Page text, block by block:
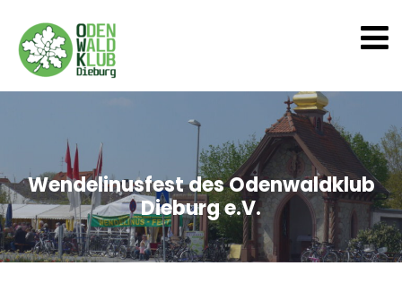
Wendelinusfest des Odenwaldklub
Dieburg e.V.